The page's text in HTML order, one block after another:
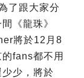
了跟大家分
《龍珠》
將於12月8
fans都不用
少，將於